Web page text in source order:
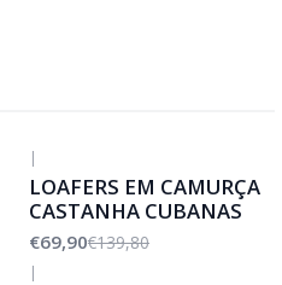
|
LOAFERS EM CAMURÇA
CASTANHA CUBANAS
€69,90€139,80
|